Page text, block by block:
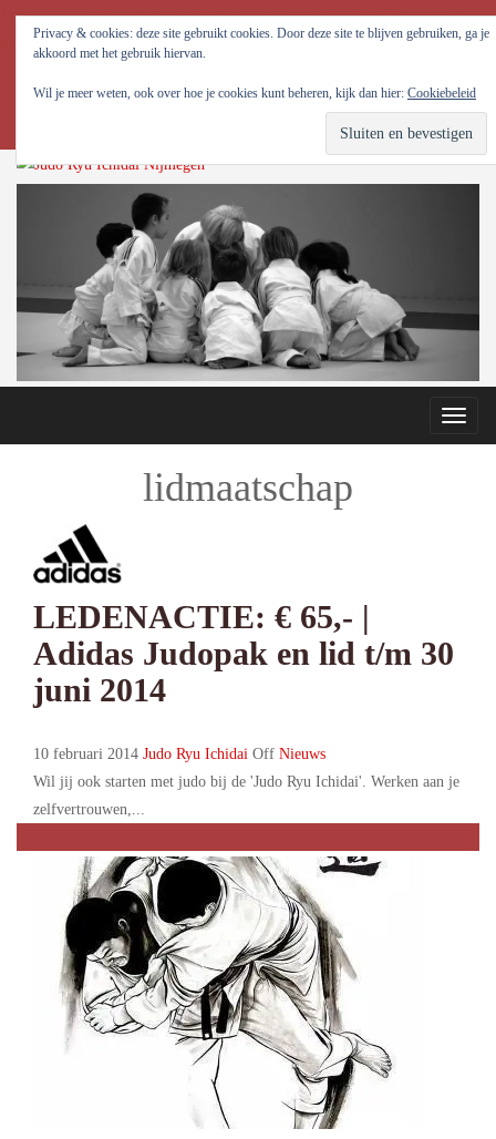
Judo Ryu Ichidai Nijmegen - Alle potentiële krachten in jezelf optimaal tot
ontwikkeling brengen!
Toggle
lidmaatschap
LEDENACTIE: € 65,- |
Adidas Judopak en lid t/m 30
juni 2014
10 februari 2014 Judo Ryu Ichidai Off Nieuws
Wil jij ook starten met judo bij de 'Judo Ryu Ichidai'. Werken aan je
zelfvertrouwen,...
Privacy & cookies: deze site gebruikt cookies. Door deze site te blijven gebruiken, ga je
akkoord met het gebruik hiervan.
Wil je meer weten, ook over hoe je cookies kunt beheren, kijk dan hier: Cookiebeleid